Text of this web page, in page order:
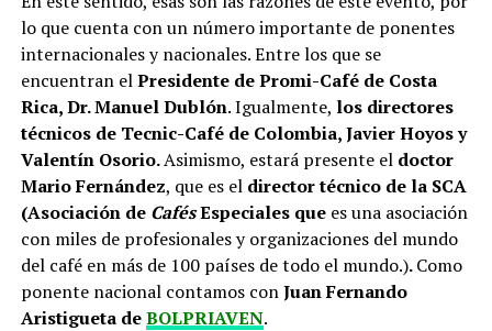
lo que cuenta con un número importante de ponentes
internacionales y nacionales. Entre los que se
encuentran elPresidente de Promi-Café de Costa
Rica, Dr. Manuel Dublón. Igualmente, los directores
técnicos de Tecnic-Café de Colombia, Javier Hoyos y
Valentín Osorio.Asimismo, estará presente el doctor
Mario Fernández, que es el director técnico de la SCA
(Asociación de CafésEspeciales quees una asociación
con miles de profesionales y organizaciones del mundo
del café en más de 100 países de todo el mundo.).Como
ponente nacional contamos conJuan Fernando
Aristigueta deBOLPRIAVEN.